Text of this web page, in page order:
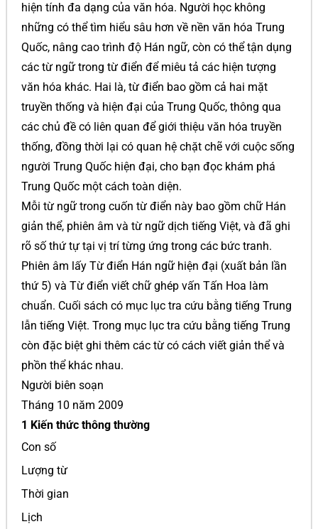
hiện tính đa dạng của văn hóa. Người học không
những có thể tìm hiểu sâu hơn về nền văn hóa Trung
Quốc, nâng cao trình độ Hán ngữ, còn có thể tận dụng
các từ ngữ trong từ điển để miêu tả các hiện tượng
văn hóa khác. Hai là, từ điển bao gồm cả hai mặt
truyền thống và hiện đại của Trung Quốc, thông qua
các chủ đề có liên quan để giới thiệu văn hóa truyền
thống, đồng thời lại có quan hệ chặt chẽ với cuộc sống
người Trung Quốc hiện đại, cho bạn đọc khám phá
Trung Quốc một cách toàn diện.
Mỗi từ ngữ trong cuốn từ điển này bao gồm chữ Hán
giản thể, phiên âm và từ ngữ dịch tiếng Việt, và đã ghi
rõ số thứ tự tại vị trí từng ứng trong các bức tranh.
Phiên âm lấy Từ điển Hán ngữ hiện đại (xuất bản lần
thứ 5) và Từ điển viết chữ ghép vấn Tấn Hoa làm
chuẩn. Cuối sách có mục lục tra cứu bằng tiếng Trung
lẫn tiếng Việt. Trong mục lục tra cứu bằng tiếng Trung
còn đặc biệt ghi thêm các từ có cách viết giản thể và
phồn thể khác nhau.
Người biên soạn
Tháng 10 năm 2009
1 Kiến thức thông thường
Con số
Lượng từ
Thời gian
Lịch